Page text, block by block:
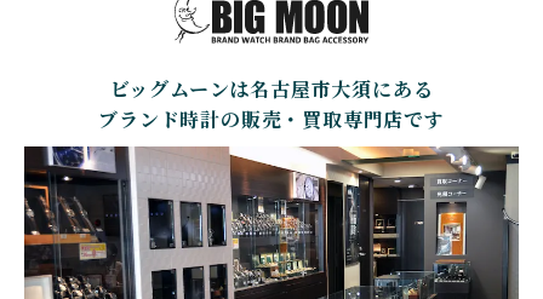
BELL＆ROSS SINN
ジン
CARTIER
カルティエ
CHANEL
シャネル
CHOPARD
ショパール
SEIKO
セイコー
GLASHUTTE ORIGINA
L
グラスヒュッテ・オリジ
ナル
CHRONOSWISS
クロノスイス
BAMFORD LONDON
バンフォード・ロンドン
BAUME&MERCIER
ボーム＆メルシエ
BEAUBLEU
ボーブルー
BELL＆ROSS
ベル＆ロス
BLANCPAIN
ブランパン
BOLDR Supply Compan
y
ボルダー・サプライ・カ
ンパニー
BOVET
ボヴェ
BREGUET
ブレゲ
ビッグムーンは名古屋市大須にある
ブランド時計の販売・買取専門店です